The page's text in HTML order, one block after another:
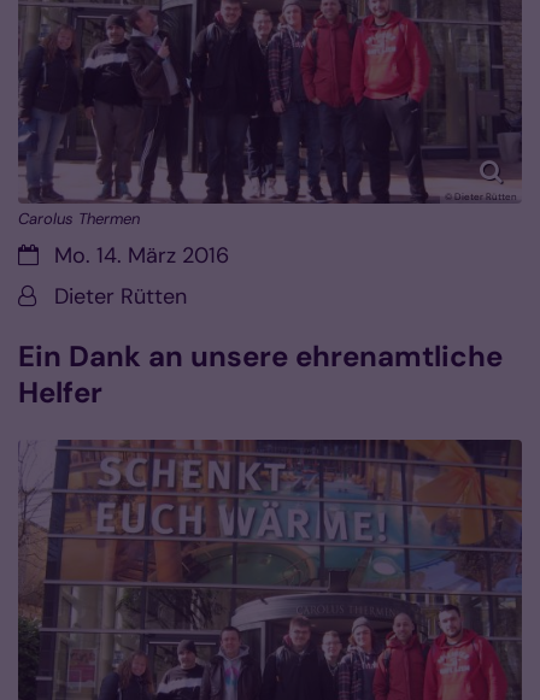
© Dieter Rütten
Carolus Thermen
Datum:Mo. 14. März 2016
Von:Dieter Rütten
Ein Dank an unsere ehrenamtliche
Helfer